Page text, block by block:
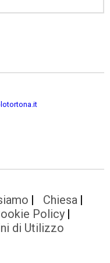
Chiesa
Policy
di Utilizzo